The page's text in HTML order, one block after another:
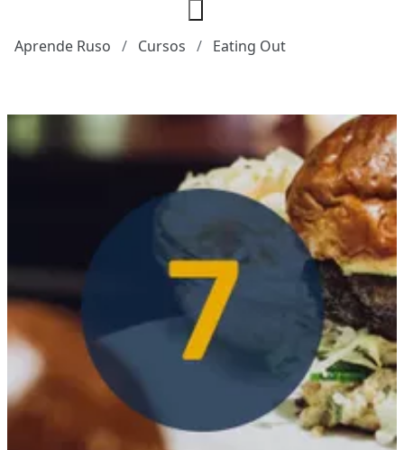
Aprende Ruso Cursos Eating Out